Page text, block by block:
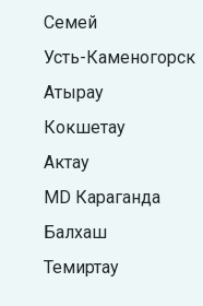
Семей
Усть-Каменогорск
Атырау
Кокшетау
Актау
MD Караганда
Балхаш
Темиртау